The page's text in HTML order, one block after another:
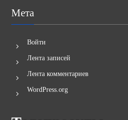
Мета
Войти
Лента записей
Лента комментариев
WordPress.org